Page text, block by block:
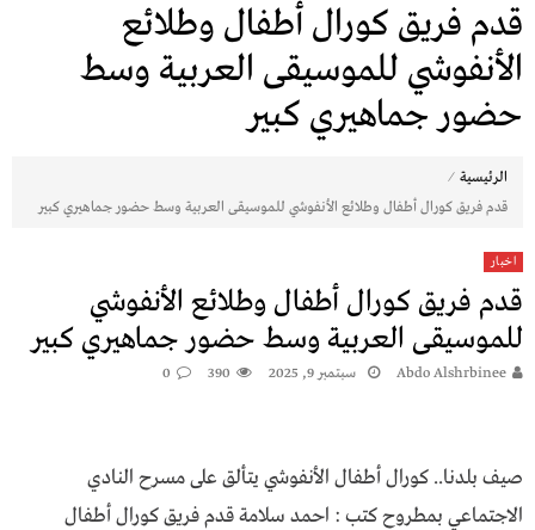
قدم فريق كورال أطفال وطلائع
الأنفوشي للموسيقى العربية وسط
حضور جماهيري كبير
الرئيسية ⁄
قدم فريق كورال أطفال وطلائع الأنفوشي للموسيقى العربية وسط حضور جماهيري كبير
اخبار
قدم فريق كورال أطفال وطلائع الأنفوشي
للموسيقى العربية وسط حضور جماهيري كبير
Abdo Alshrbinee سبتمبر 9, 2025 390
0
صيف بلدنا.. كورال أطفال الأنفوشي يتألق على مسرح النادي
الاجتماعي بمطروح كتب : احمد سلامة قدم فريق كورال أطفال